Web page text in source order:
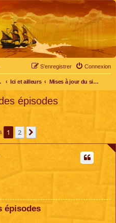
Connexion
S’enregistrer
d'Or Ici et ailleurs Mises à jour du site et du forum
épisodes
1 2
épisodes